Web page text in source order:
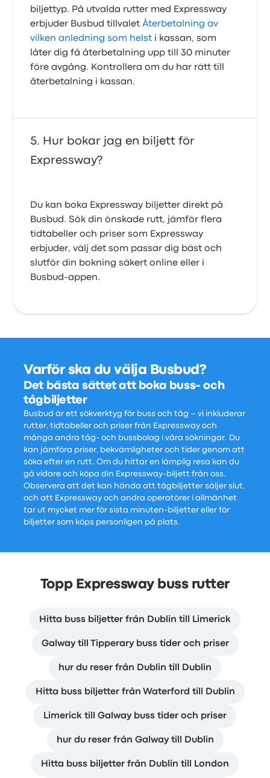
biljettyp. På utvalda rutter med Expressway
erbjuder Busbud tillvaletÅterbetalning av
vilken anledning som helst i kassan, som
låter dig få återbetalning upp till 30 minuter
före avgång. Kontrollera om du har rätt till
återbetalning i kassan.
Hur bokar jag en biljett för
Expressway?
Du kan boka Expressway biljetter direkt på
Busbud. Sök din önskade rutt, jämför flera
tidtabeller och priser som Expressway
erbjuder, välj det som passar dig bäst och
slutför din bokning säkert online eller i
Busbud-appen.
Varför ska du välja Busbud?
Det bästa sättet att boka buss- och
tågbiljetter
Busbud är ett sökverktyg för buss och tåg – vi inkluderar
rutter, tidtabeller och priser från Expressway och
många andra tåg- och bussbolag i våra sökningar. Du
kan jämföra priser, bekvämligheter och tider genom att
söka efter en rutt. Om du hittar en lämplig resa kan du
gå vidare och köpa din Expressway-biljett från oss.
Observera att det kan hända att tågbiljetter säljer slut,
och att Expressway och andra operatörer i allmänhet
tar ut mycket mer för sista minuten-biljetter eller för
biljetter som köps personligen på plats.
Topp Expressway buss rutter
Hitta buss biljetter från Dublin till Limerick
Galway till Tipperary buss tider och priser
hur du reser från Dublin till Dublin
Hitta buss biljetter från Waterford till Dublin
Limerick till Galway buss tider och priser
hur du reser från Galway till Dublin
Hitta buss biljetter från Dublin till London